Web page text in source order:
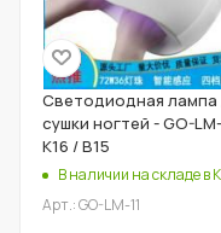
Светодиодная лампа
сушки ногтей - GO-
К16 / В15
В наличии на складе в
Арт.: GO-LM-11